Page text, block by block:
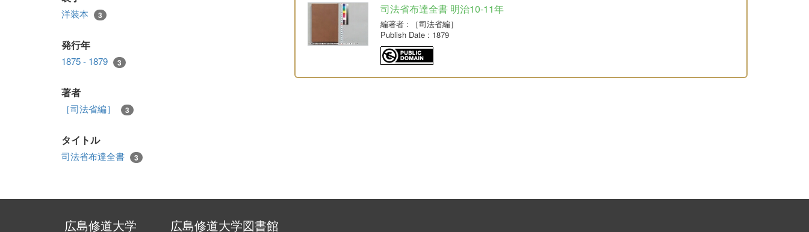
洋装本 3
発行年
1875 - 1879 3
著者
［司法省編］ 3
タイトル
司法省布達全書 3
司法省布達全書 明治10-11年
編著者: ［司法省編］
Publish Date: 1879
広島修道大学 広島修道大学図書館